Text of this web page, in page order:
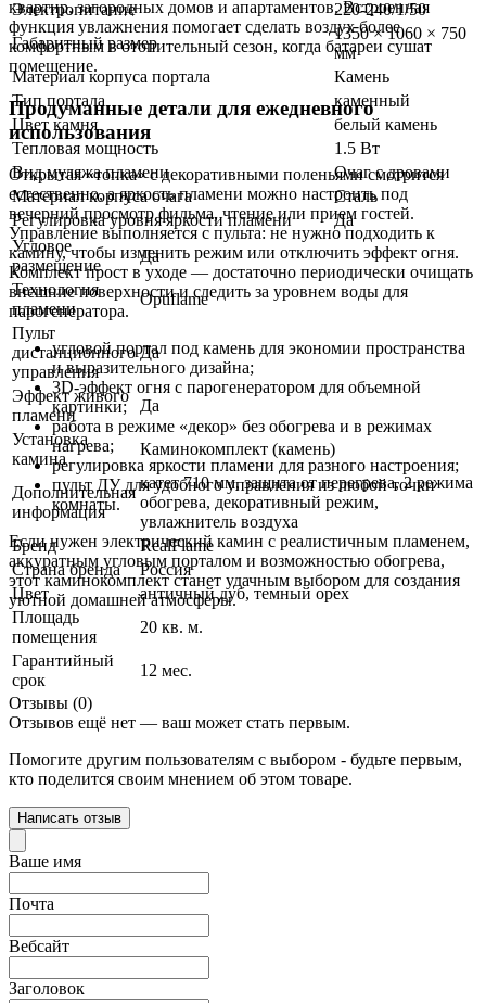
квартир, загородных домов и апартаментов. Встроенная
функция увлажнения помогает сделать воздух более
комфортным в отопительный сезон, когда батареи сушат
помещение.
Продуманные детали для ежедневного
использования
Открытая «топка» с декоративными поленьями смотрится
естественно, а яркость пламени можно настроить под
вечерний просмотр фильма, чтение или прием гостей.
Управление выполняется с пульта: не нужно подходить к
камину, чтобы изменить режим или отключить эффект огня.
Комплект прост в уходе — достаточно периодически очищать
внешние поверхности и следить за уровнем воды для
парогенератора.
угловой портал под камень для экономии пространства
и выразительного дизайна;
3D-эффект огня с парогенератором для объемной
картинки;
работа в режиме «декор» без обогрева и в режимах
нагрева;
регулировка яркости пламени для разного настроения;
пульт ДУ для удобного управления из любой точки
комнаты.
Если нужен электрический камин с реалистичным пламенем,
аккуратным угловым порталом и возможностью обогрева,
этот каминокомплект станет удачным выбором для создания
уютной домашней атмосферы.
Электропитание
220-240/1/50
Габаритный размер
1350 × 1060 × 750
мм
Материал корпуса портала
Камень
Тип портала
каменный
Цвет камня
белый камень
Тепловая мощность
1.5 Вт
Вид муляжа пламени
Очаг с дровами
Материал корпуса очага
Сталь
Регулировка уровня яркости пламени
Да
Угловое
размещение
Да
Технология
пламени
Optiflame
Пульт
дистанционного
управления
Да
Эффект живого
пламени
Да
Установка
камина
Каминокомплект (камень)
Дополнительная
информация
катет 710 мм, защита от перегрева, 2 режима
обогрева, декоративный режим,
увлажнитель воздуха
Бренд
RealFlame
Страна бренда
Россия
Цвет
античный дуб, темный орех
Площадь
помещения
20 кв. м.
Гарантийный
срок
12 мес.
Отзывы (0)
Отзывов ещё нет — ваш может стать первым.
Помогите другим пользователям с выбором - будьте первым,
кто поделится своим мнением об этом товаре.
Написать отзыв
Ваше имя
Почта
Вебсайт
Заголовок